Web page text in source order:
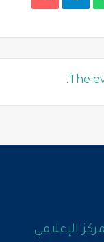
The
الإعلامي